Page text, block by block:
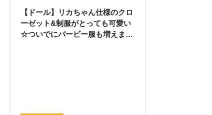
【ドール】リカちゃん仕様のクロ
ーゼット&制服がとっても可愛い
☆ついでにバービー服も増えまし